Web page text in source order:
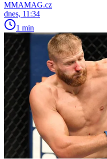
MMAMAG.cz
dnes, 11:34
1 min